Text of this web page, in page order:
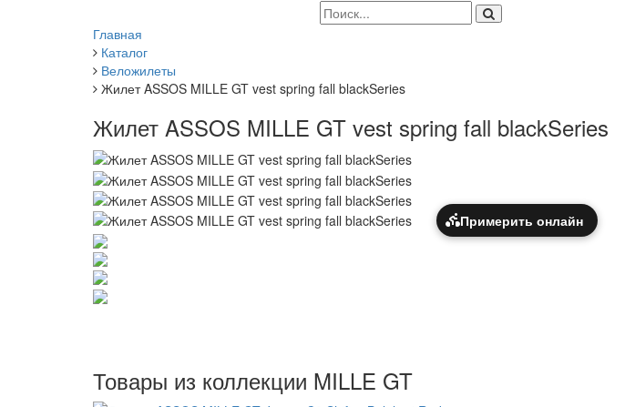
Главная
Каталог
Веложилеты
Жилет ASSOS MILLE GT vest spring fall blackSeries
Жилет ASSOS MILLE GT vest spring fall blackSeries
Примерить онлайн
Товары из коллекции MILLE GT